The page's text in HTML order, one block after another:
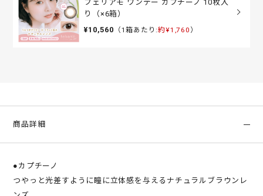
フェリアモ ワンデー カプチーノ 10枚入
り（×6箱）
¥10,560 （1箱あたり:約¥1,760 ）
商品詳細
●カプチーノ
つやっと光差すように瞳に立体感を与えるナチュラルブラウンレ